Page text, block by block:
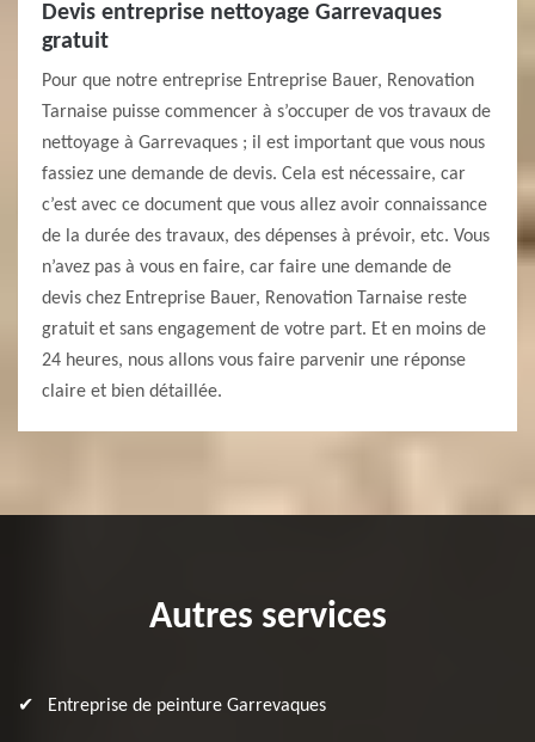
Devis entreprise nettoyage Garrevaques
gratuit
Pour que notre entreprise Entreprise Bauer, Renovation
Tarnaise puisse commencer à s’occuper de vos travaux de
nettoyage à Garrevaques ; il est important que vous nous
fassiez une demande de devis. Cela est nécessaire, car
c’est avec ce document que vous allez avoir connaissance
de la durée des travaux, des dépenses à prévoir, etc. Vous
n’avez pas à vous en faire, car faire une demande de
devis chez Entreprise Bauer, Renovation Tarnaise reste
gratuit et sans engagement de votre part. Et en moins de
24 heures, nous allons vous faire parvenir une réponse
claire et bien détaillée.
Autres services
Entreprise de peinture Garrevaques